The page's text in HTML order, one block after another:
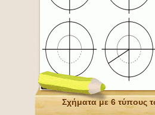
Σχήματα με 6 τύπους